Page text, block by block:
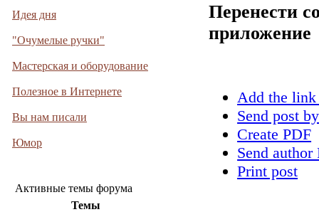
Идея дня
"Очумелые ручки"
Мастерская и оборудование
Полезное в Интернете
Вы нам писали
Юмор
Активные темы форума
Темы
Перенести
приложение
Add the
Send post
Create PDF
Send
Print post